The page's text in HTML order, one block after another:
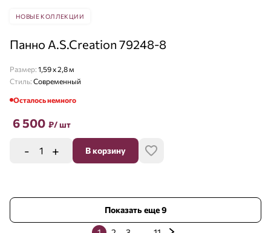
НОВЫЕ КОЛЛЕКЦИИ
Панно A.S.Creation 79248-8
Размер: 1,59 x 2,8 м
Стиль: Современный
Осталось немного
6 500 ₽/ шт
- + В корзину
Показать еще 9